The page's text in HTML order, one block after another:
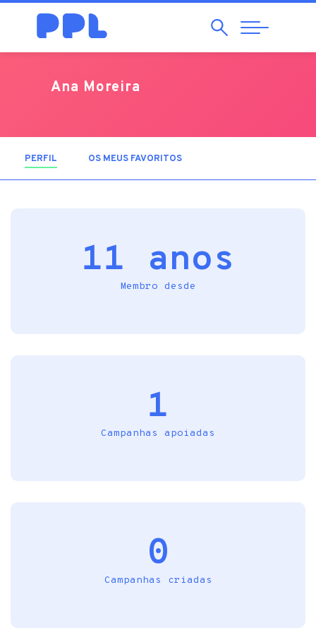
Pesquisar
Abrir
Navegação
Ana Moreira
PERFIL (SEPARADOR ATIVO)
OS MEUS FAVORITOS
11 anos
Membro desde
1
Campanhas apoiadas
0
Campanhas criadas